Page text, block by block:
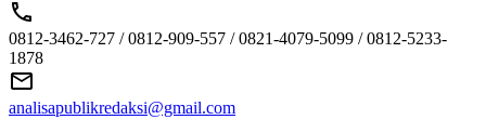
0812-3462-727 / 0812-909-557 / 0821-4079-5099 / 0812-5233-
1878
analisapublikredaksi@gmail.com